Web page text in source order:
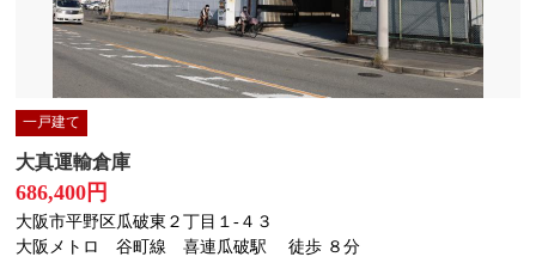
一戸建て
大真運輸倉庫
686,400円
大阪市平野区瓜破東２丁目１-４３
大阪メトロ 谷町線 喜連瓜破駅 徒歩 ８分